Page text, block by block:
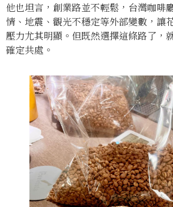
他也坦言，創業路並不輕鬆，台灣咖啡
情、地震、觀光不穩定等外部變數，讓
壓力尤其明顯。但既然選擇這條路了，
確定共處。